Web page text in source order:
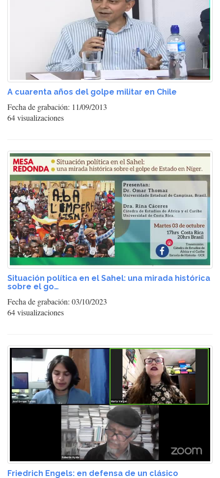
A cuarenta años del golpe militar en Chile
Fecha de grabación: 11/09/2013
64 visualizaciones
Situación política en el Sahel: una mirada histórica
sobre el go…
Fecha de grabación: 03/10/2023
64 visualizaciones
Friedrich Engels: en defensa de un clásico